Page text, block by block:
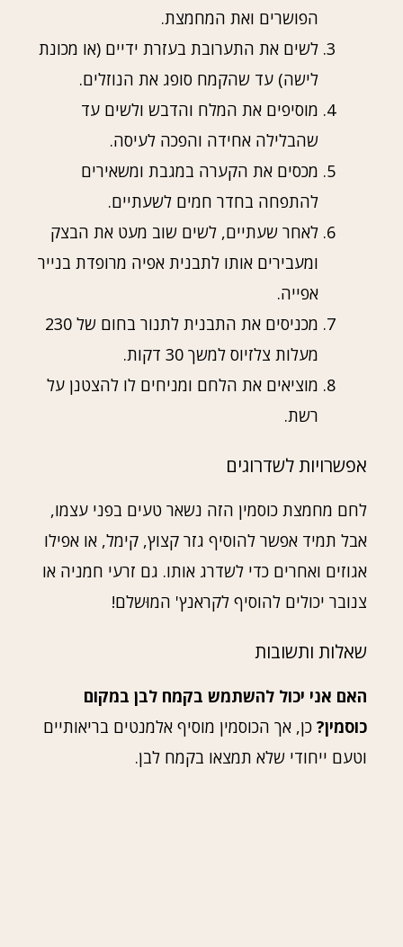
הפושרים ואת המחמצת.
לשים את התערובת בעזרת ידיים (או מכונת
לישה) עד שהקמח סופג את הנוזלים.
מוסיפים את המלח והדבש ולשים עד
שהבלילה אחידה והפכה לעיסה.
מכסים את הקערה במגבת ומשאירים
להתפחה בחדר חמים לשעתיים.
לאחר שעתיים, לשים שוב מעט את הבצק
ומעבירים אותו לתבנית אפיה מרופדת בנייר
אפייה.
מכניסים את התבנית לתנור בחום של 230
מעלות צלזיוס למשך 30 דקות.
מוציאים את הלחם ומניחים לו להצטנן על
רשת.
אפשרויות לשדרוגים
לחם מחמצת כוסמין הזה נשאר טעים בפני עצמו,
אבל תמיד אפשר להוסיף גזר קצוץ, קימל, או אפילו
אגוזים ואחרים כדי לשדרג אותו. גם זרעי חמניה או
צנובר יכולים להוסיף לקראנץ' המוּשלם!
שאלות ותשובות
האם אני יכול להשתמש בקמח לבן במקום
כוסמין? כן, אך הכוסמין מוסיף אלמנטים בריאותיים
וטעם ייחודי שלא תמצאו בקמח לבן.